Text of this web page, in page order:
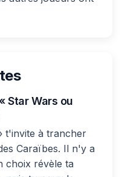
Star Wars ou
t'invite à trancher
Caraïbes. Il n'y a
choix révèle ta